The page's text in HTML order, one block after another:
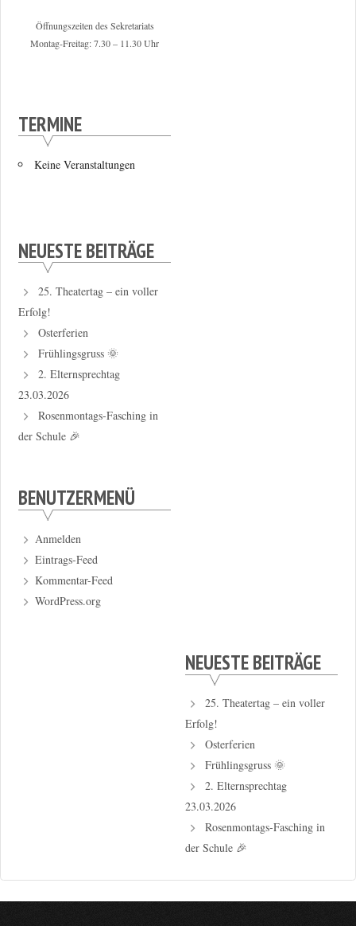
Öffnungszeiten des Sekretariats
Montag-Freitag: 7.30 – 11.30 Uhr
TERMINE
Keine Veranstaltungen
NEUESTE BEITRÄGE
25. Theatertag – ein voller
Erfolg!
Osterferien
Frühlingsgruss 🌞
2. Elternsprechtag
23.03.2026
Rosenmontags-Fasching in
der Schule 🎉
BENUTZERMENÜ
Anmelden
Eintrags-Feed
Kommentar-Feed
WordPress.org
NEUESTE BEITRÄGE
25. Theatertag – ein voller
Erfolg!
Osterferien
Frühlingsgruss 🌞
2. Elternsprechtag
23.03.2026
Rosenmontags-Fasching in
der Schule 🎉